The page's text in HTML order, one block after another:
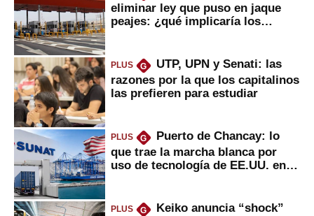
eliminar ley que puso en jaque
peajes: ¿qué implicaría los
PLUS G
UTP, UPN y Senati: las
razones por la que los capitalinos
las prefieren para estudiar
PLUS G
Puerto de Chancay: lo
que trae la marcha blanca por
uso de tecnología de EE.UU. en
PLUS G
Keiko anuncia “shock”